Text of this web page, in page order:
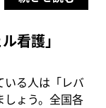
看護」
いる人は「レバ
しょう。全国各